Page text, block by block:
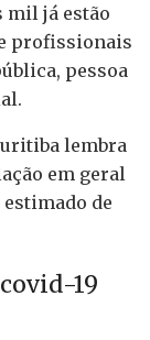
mil já estão
profissionais
pessoa
lembra
em geral
de
19